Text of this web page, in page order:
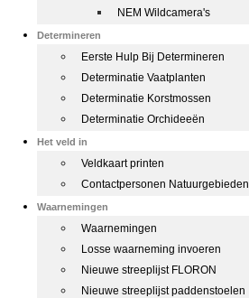
NEM Wildcamera's
Determineren
Eerste Hulp Bij Determineren
Determinatie Vaatplanten
Determinatie Korstmossen
Determinatie Orchideeën
Het veld in
Veldkaart printen
Contactpersonen Natuurgebieden
Waarnemingen
Waarnemingen
Losse waarneming invoeren
Nieuwe streeplijst FLORON
Nieuwe streeplijst paddenstoelen